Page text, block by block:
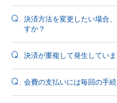
Q. 決済方法を変更したい場合
すか？
Q. 決済が重複して発生していま
Q. 会費の支払いには毎回の手